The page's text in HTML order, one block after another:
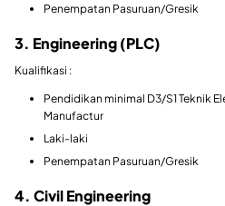
Penempatan Pasuruan/Gresik
3. Engineering (PLC)
Kualifikasi :
Pendidikan minimal D3/S1 Teknik
Manufactur
Laki-laki
Penempatan Pasuruan/Gresik
4. Civil Engineering